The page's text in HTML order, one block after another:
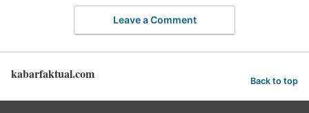
Leave a Comment
kabarfaktual.com Back to top